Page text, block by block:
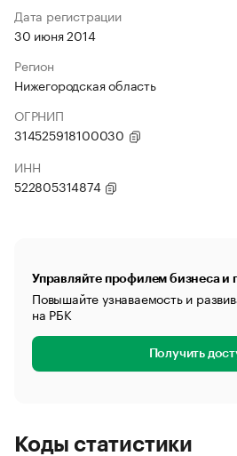
Дата регистрации
30 июня 2014
Регион
Нижегородская область
ОГРНИП
314525918100030
ИНН
522805314874
Управляйте профилем бизнеса и
Повышайте узнаваемость и
на РБК
Получить
Коды статистики